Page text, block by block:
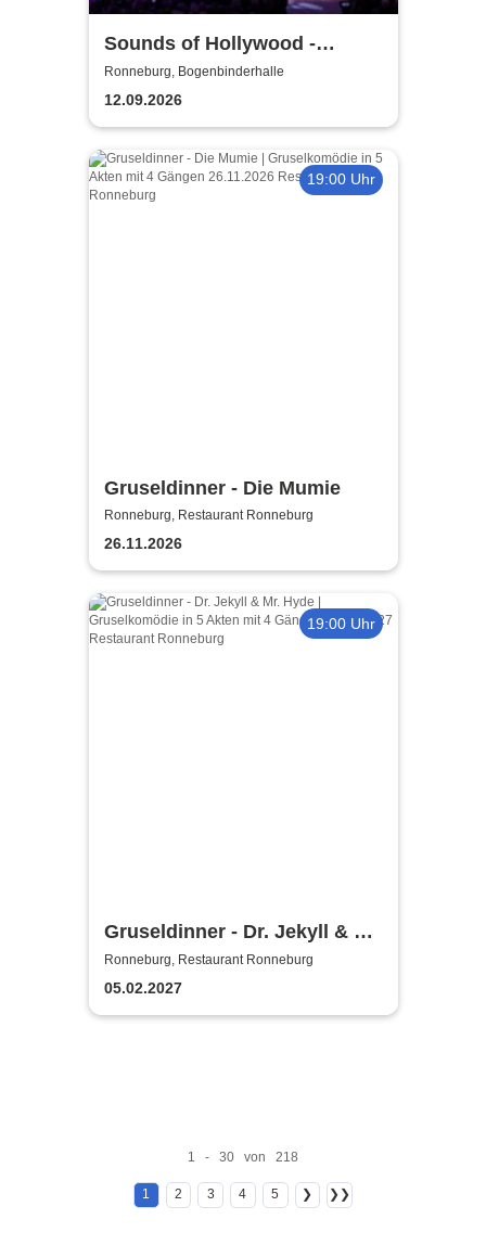
Sounds of Hollywood -
Vogtland Philharmonie Greiz/
Reichenbach
Ronneburg, Bogenbinderhalle
12.09.2026
19:00 Uhr
Gruseldinner - Die Mumie
Ronneburg, Restaurant Ronneburg
26.11.2026
19:00 Uhr
Gruseldinner - Dr. Jekyll & Mr.
Hyde
Ronneburg, Restaurant Ronneburg
05.02.2027
1 - 30 von 218
1 2 3 4 5 ❯ ❯❯